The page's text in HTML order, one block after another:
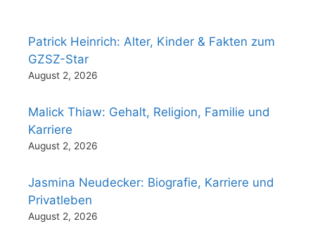
Patrick Heinrich: Alter, Kinder & Fakten zum
GZSZ-Star
August 2, 2026
Malick Thiaw: Gehalt, Religion, Familie und
Karriere
August 2, 2026
Jasmina Neudecker: Biografie, Karriere und
Privatleben
August 2, 2026